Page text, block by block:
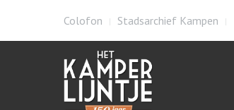
Colofon Stadsarchief Kampen